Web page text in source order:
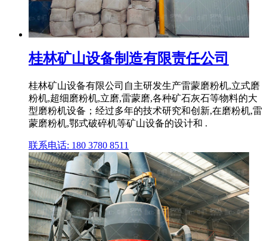
桂林矿山设备制造有限责任公司
桂林矿山设备有限公司自主研发生产雷蒙磨粉机,立式磨
粉机,超细磨粉机,立磨,雷蒙磨,各种矿石灰石等物料的大
型磨粉机设备；经过多年的技术研究和创新,在磨粉机,雷
蒙磨粉机,鄂式破碎机等矿山设备的设计和 .
联系电话: 180 3780 8511